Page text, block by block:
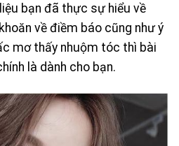
bạn đã thực sự hiểu về
về điềm báo cũng như ý
mơ thấy nhuộm tóc thì bài
là dành cho bạn.